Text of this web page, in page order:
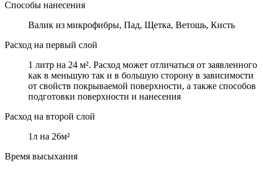
Способы нанесения
Валик из микрофибры, Пад, Щетка, Ветошь, Кисть
Расход на первый слой
1 литр на 24 м². Расход может отличаться от заявленного
как в меньшую так и в большую сторону в зависимости
от свойств покрываемой поверхности, а также способов
подготовки поверхности и нанесения
Расход на второй слой
1л на 26м²
Время высыхания